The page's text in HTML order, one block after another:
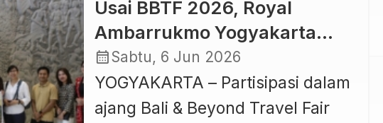
Kantor Imigrasi Kelas I Khusus TPI
Ngurah Rai resmi membuka
Immigration Lounge di Discovery
Mall Bali melalui soft opening
yang digelar pada Rabu
Usai BBTF 2026, Royal
Ambarrukmo Yogyakarta
Bidik Wisatawan Eropa Lewat
Kunjungan Agen Perjalanan
Slovakia
calendar_monthSabtu, 6 Jun 2026
YOGYAKARTA – Partisipasi dalam
ajang Bali & Beyond Travel Fair